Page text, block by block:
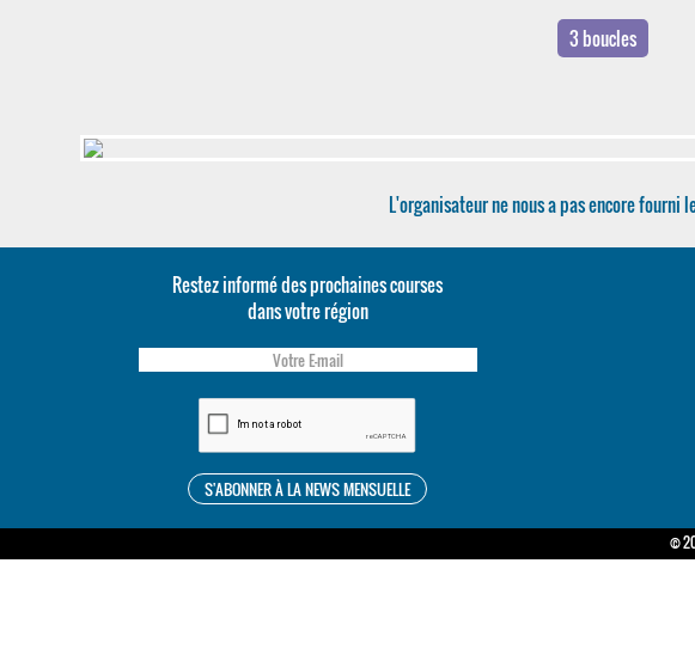
3 boucles
L'organisateur ne nous a pas encore fourni
Restez informé des prochaines courses
dans votre région
©